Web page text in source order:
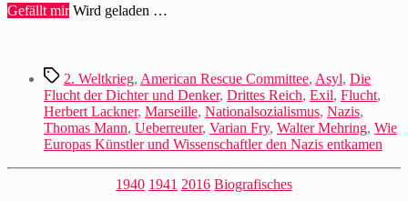
Gefällt mir Wird geladen …
Schlagwörter
2. Weltkrieg, American Rescue Committee, Asyl, Die
Flucht der Dichter und Denker, Drittes Reich, Exil, Flucht,
Herbert Lackner, Marseille, Nationalsozialismus, Nazis,
Thomas Mann, Ueberreuter, Varian Fry, Walter Mehring, Wie
Europas Künstler und Wissenschaftler den Nazis entkamen
Kategorien
1940 1941 2016 Biografisches